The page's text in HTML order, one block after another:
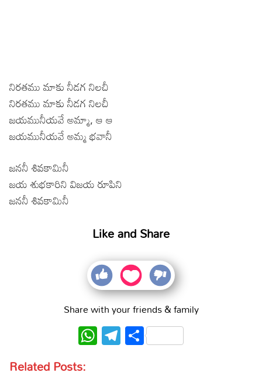
నిరతము మాకు నీడగ నిలచీ
నిరతము మాకు నీడగ నిలచీ
జయమునీయవే అమ్మా, ఆ ఆ
జయమునీయవే అమ్మ భవానీ
జననీ శివకామినీ
జయ శుభకారిని విజయ రూపిని
జననీ శివకామినీ
Like and Share
Share with your friends & family
WhatsApp
Telegram
Share
Related Posts: